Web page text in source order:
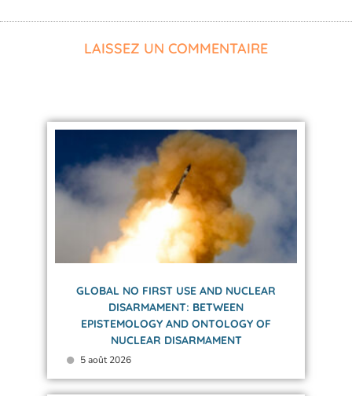
LAISSEZ UN COMMENTAIRE
GLOBAL NO FIRST USE AND NUCLEAR
DISARMAMENT: BETWEEN
EPISTEMOLOGY AND ONTOLOGY OF
NUCLEAR DISARMAMENT
5 août 2026